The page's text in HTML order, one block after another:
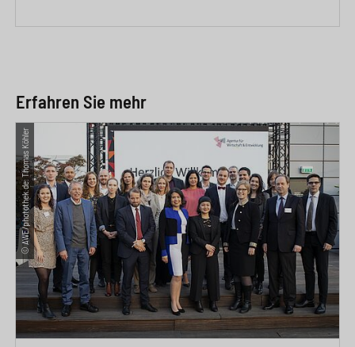
Erfahren Sie mehr
© AWE/photothek.de: Thomas Köhler